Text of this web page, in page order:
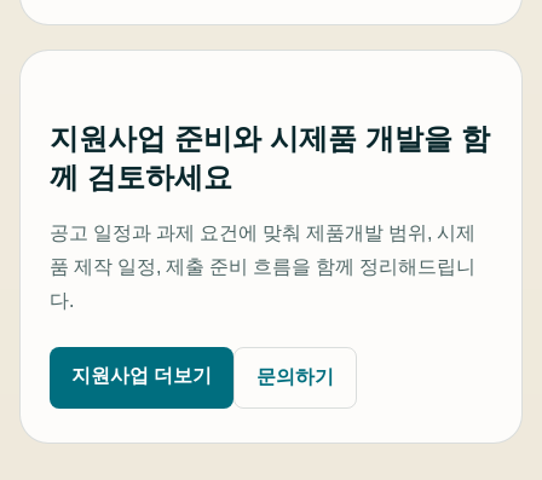
지원사업 준비와 시제품 개발을 함
께 검토하세요
공고 일정과 과제 요건에 맞춰 제품개발 범위, 시제
품 제작 일정, 제출 준비 흐름을 함께 정리해드립니
다.
지원사업 더보기 문의하기